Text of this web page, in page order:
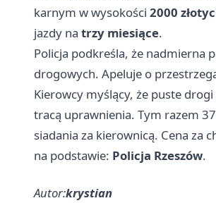
karnym w wysokości 2000
jazdy na trzy miesiące.
Policja podkreśla, że nadmierna
drogowych. Apeluje o
Kierowcy myślący, że puste
tracą uprawnienia. Tym razem
siadania za kierownicą. Cena za
na podstawie: Policja Rzeszów.
Autor:krystian